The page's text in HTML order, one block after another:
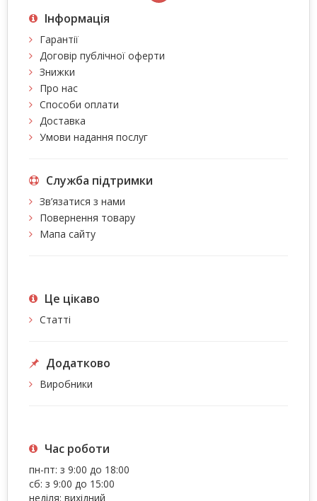
Інформація
Гарантії
Договір публічної оферти
Знижки
Про нас
Способи оплати
Доставка
Умови надання послуг
Служба підтримки
Зв’язатися з нами
Повернення товару
Мапа сайту
Це цiкаво
Статті
Додатково
Виробники
Час роботи
пн-пт: з 9:00 до 18:00
сб: з 9:00 до 15:00
неділя: вихідний